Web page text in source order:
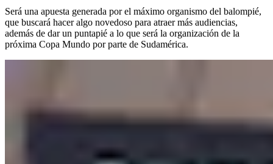
Será una apuesta generada por el máximo organismo del balompié,
que buscará hacer algo novedoso para atraer más audiencias,
además de dar un puntapié a lo que será la organización de la
próxima Copa Mundo por parte de Sudamérica.